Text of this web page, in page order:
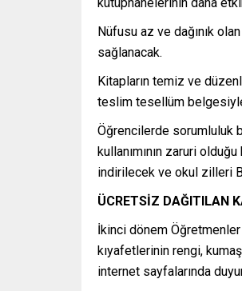
Nüfusu az ve dağınık
sağlanacak.
Kitapların temiz ve
teslim tesellüm
Öğrencilerde sorumluluk
kullanımının zaruri
indirilecek ve okul zilleri
ÜCRETSİZ DAĞITILAN
İkinci dönem
kıyafetlerinin rengi,
internet sayfalarında